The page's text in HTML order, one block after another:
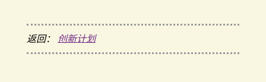
返回： 创新计划